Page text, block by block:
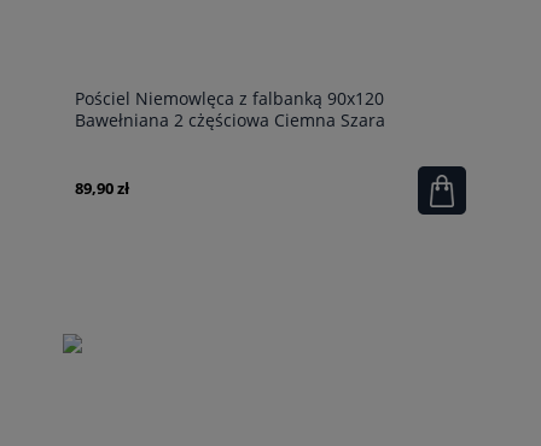
Pościel Niemowlęca z falbanką 90x120
Bawełniana 2 cżęściowa Ciemna Szara
89,90 zł